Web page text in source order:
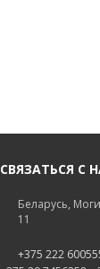
СВЯЗАТЬСЯ С
Беларусь,
11
+375 222